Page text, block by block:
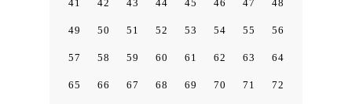
41 42 43 44 45 46 47 48
49 50 51 52 53 54 55 56
57 58 59 60 61 62 63 64
65 66 67 68 69 70 71 72